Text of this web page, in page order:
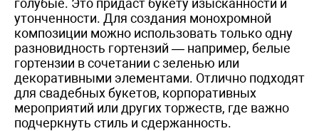
голубые. Это придаст букету изысканности и
утонченности. Для создания монохромной
композиции можно использовать только одну
разновидность гортензий — например, белые
гортензии в сочетании с зеленью или
декоративными элементами. Отлично подходят
для свадебных букетов, корпоративных
мероприятий или других торжеств, где важно
подчеркнуть стиль и сдержанность.